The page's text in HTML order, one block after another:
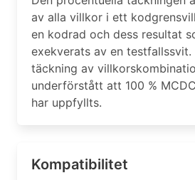
av alla villkor i ett
en kodrad och dess resultat
exekverats av en testfallssvit.
täckning av
underförstått att 100 %
har uppfyllts.
Kompatibilitet